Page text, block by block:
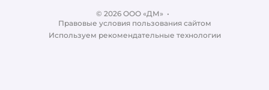
Блог
© 2026 ООО «ДМ» •
Правовые условия пользования сайтом
Используем рекомендательные технологии